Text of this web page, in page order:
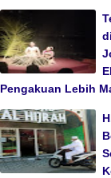
Pengakuan Lebih